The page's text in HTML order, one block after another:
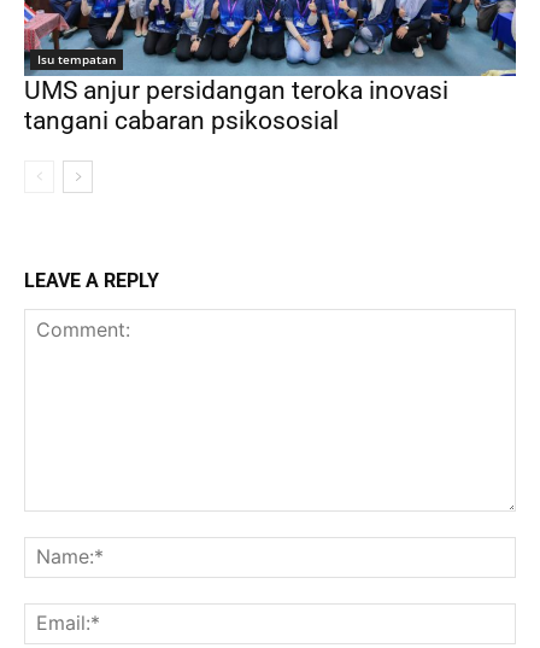
Isu tempatan
UMS anjur persidangan teroka inovasi
tangani cabaran psikososial
LEAVE A REPLY